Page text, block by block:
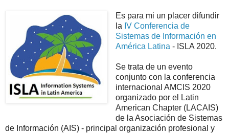
Es para mi un placer difundir
la IV Conferencia de
Sistemas de Información en
América Latina - ISLA 2020.
Se trata de un evento
conjunto con la conferencia
internacional AMCIS 2020
organizado por el Latin
American Chapter (LACAIS)
de la Asociación de Sistemas
de Información (AIS) - principal organización profesional y